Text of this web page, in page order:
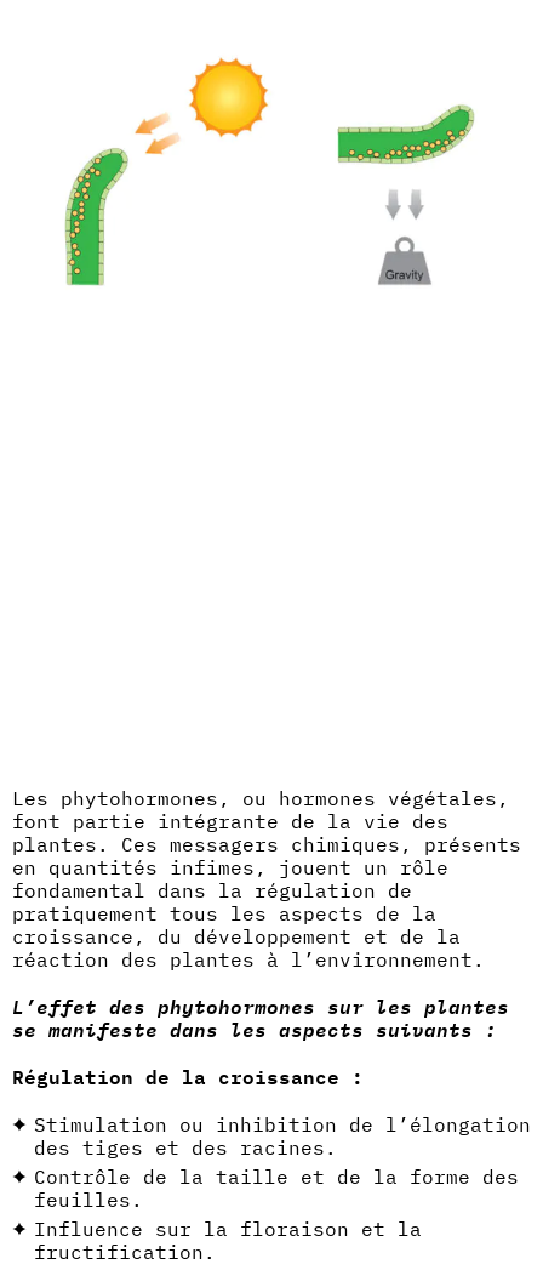
Les phytohormones, ou hormones végétales,
font partie intégrante de la vie des
plantes. Ces messagers chimiques, présents
en quantités infimes, jouent un rôle
fondamental dans la régulation de
pratiquement tous les aspects de la
croissance, du développement et de la
réaction des plantes à l’environnement.
L’effet des phytohormones sur les plantes
se manifeste dans les aspects suivants :
Régulation de la croissance :
Stimulation ou inhibition de l’élongation
des tiges et des racines.
Contrôle de la taille et de la forme des
feuilles.
Influence sur la floraison et la
fructification.